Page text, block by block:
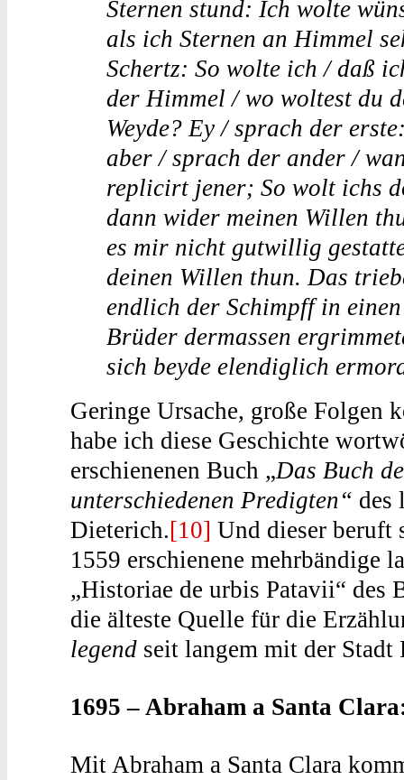
Sternen stund: Ich wolte
als ich Sternen an Himmel
Schertz: So wolte ich / daß
der Himmel / wo woltest du
Weyde? Ey / sprach der
aber / sprach der ander /
replicirt jener; So wolt ichs
dann wider meinen Willen
es mir nicht gutwillig
deinen Willen thun. Das
endlich der Schimpff in
Brüder dermassen
sich beyde elendiglich
Geringe Ursache, große Folgen
habe ich diese Geschichte
erschienenen Buch „Das Buch
unterschiedenen Predigten“ des
Dieterich.[10] Und dieser beruft
1559 erschienene mehrbändige
„Historiae de urbis Patavii“ des
die älteste Quelle für die
legend seit langem mit der Stadt
1695 – Abraham a Santa
Mit Abraham a Santa Clara